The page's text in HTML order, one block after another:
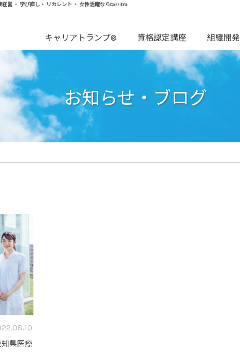
営 ・ 学び直し・ リカレント ・ 女性活躍ならCarritra
キャリアトランプ® 資格認定講座 組織開発
お知らせ・ブログ
県医療